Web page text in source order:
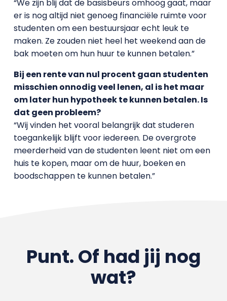
“We zijn blij dat de basisbeurs omhoog gaat, maar
er is nog altijd niet genoeg financiële ruimte voor
studenten om een bestuursjaar echt leuk te
maken. Ze zouden niet heel het weekend aan de
bak moeten om hun huur te kunnen betalen.”
Bij een rente van nul procent gaan studenten
misschien onnodig veel lenen, al is het maar
om later hun hypotheek te kunnen betalen. Is
dat geen probleem?
“Wij vinden het vooral belangrijk dat studeren
toegankelijk blijft voor iedereen. De overgrote
meerderheid van de studenten leent niet om een
huis te kopen, maar om de huur, boeken en
boodschappen te kunnen betalen.”
Punt. Of had jij nog
wat?